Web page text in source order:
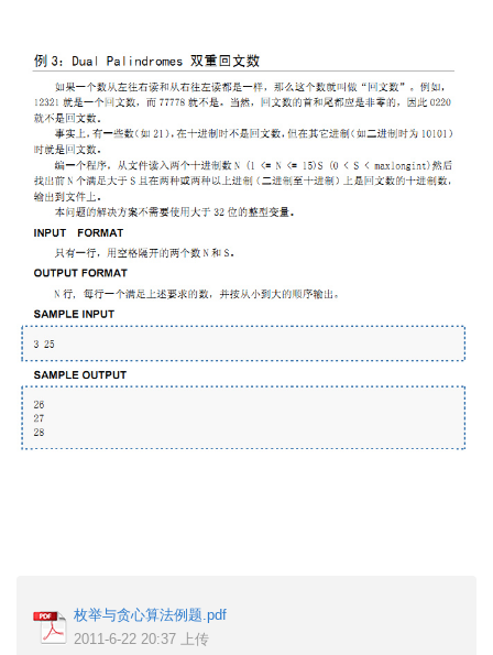
枚举与贪心算法例题.pdf
2011-6-22 20:37 上传